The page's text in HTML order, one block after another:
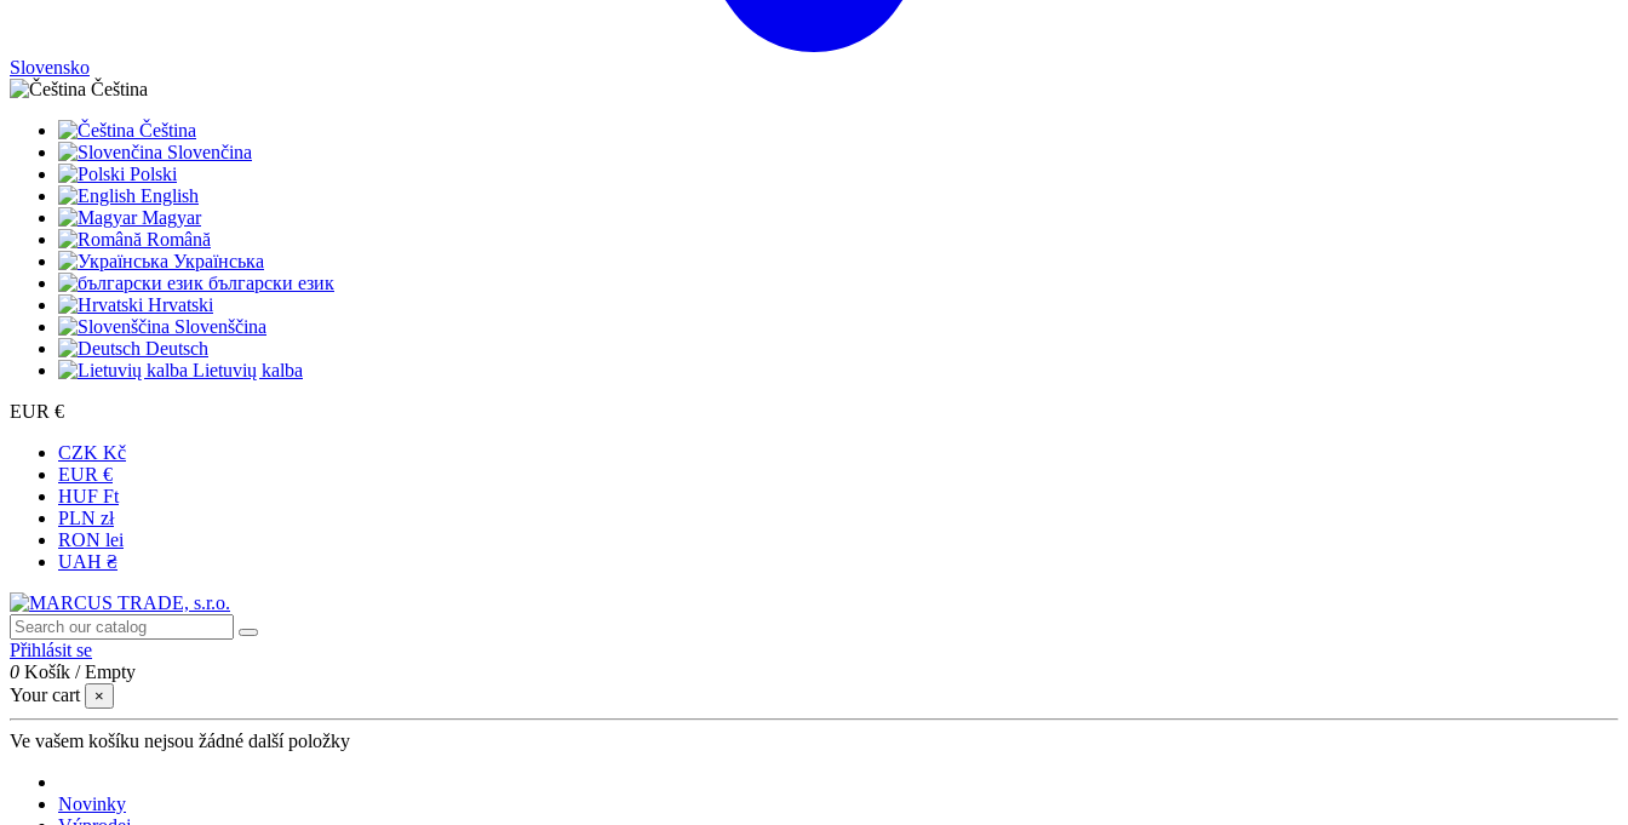
Slovensko
Čeština
Čeština
Slovenčina
Polski
English
Magyar
Română
Українська
български език
Hrvatski
Slovenščina
Deutsch
Lietuvių kalba
EUR €
CZK Kč
EUR €
HUF Ft
PLN zł
RON lei
UAH ₴
Přihlásit se
0 Košík /Empty
Your cart
×
Ve vašem košíku nejsou žádné další položky
Novinky